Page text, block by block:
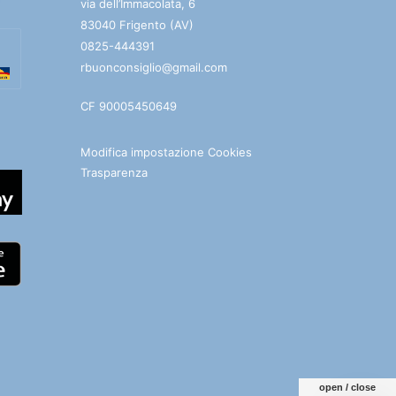
via dell’Immacolata, 6
83040 Frigento (AV)
0825-444391
rbuonconsiglio@gmail.com
CF 90005450649
Modifica impostazione Cookies
Trasparenza
open / close